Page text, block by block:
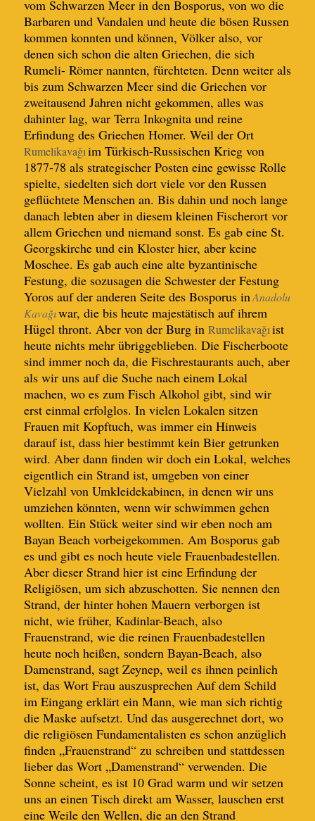
vom Schwarzen Meer in den Bosporus, von wo die
Barbaren und Vandalen und heute die bösen Russen
kommen konntenund können, Völker also, vor
denen sich schon die alten Griechen, die sich
Rumeli- Römer nannten, fürchteten. Denn weiter als
bis zum Schwarzen Meer sind die Griechen vor
zweitausend Jahrennicht gekommen, alles was
dahinter lag, war Terra Inkognita und reine
Erfindung des Griechen Homer. Weil der Ort
Rumelikavağıim Türkisch-Russischen Krieg von
1877-78 als strategischer Posten eine gewisse Rolle
spielte, siedelten sich dort viele vor den Russen
geflüchtete Menschen an. Bis dahin und noch lange
danach lebten aber in diesem kleinen Fischerort vor
allem Griechen und niemand sonst. Es gab eine St.
Georgskirche und ein Klosterhier, aber keine
Moschee. Es gab auch eine alte byzantinische
Festung, die sozusagen die Schwester der Festung
Yoros auf der anderen Seite des BosporusinAnadolu
Kavağıwar, die bis heute majestätisch auf ihrem
Hügel thront. Aber von der Burg in Rumelikavağıist
heute nichts mehr übriggeblieben. Die Fischerboote
sind immer noch da, die Fischrestaurants auch, aber
als wir uns auf die Suche nach einem Lokal
machen, wo es zum Fisch Alkohol gibt, sind wir
erst einmal erfolglos. In vielen Lokalen sitzen
Frauen mit Kopftuch, was immer ein Hinweis
darauf ist, dass hier bestimmt kein Bier getrunken
wird. Aber dann finden wir doch ein Lokal, welches
eigentlich ein Strand ist, umgeben von einer
Vielzahl von Umkleidekabinen, in denen wir uns
umziehen könnten, wenn wir schwimmen gehen
wollten. Ein Stück weiter sind wir eben noch am
Bayan Beach vorbeigekommen. Am Bosporus gab
es und gibt es noch heute viele Frauenbadestellen.
Aber dieser Strand hier ist eine Erfindung der
Religiösen, um sich abzuschotten. Sie nennen den
Strand, der hinter hohen Mauern verborgen ist
nicht, wie früher, Kadinlar-Beach, also
Frauenstrand, wie die reinen Frauenbadestellen
heute noch heißen, sondern Bayan-Beach, also
Damenstrand, sagt Zeynep, weil es ihnen peinlich
ist, das Wort Frau auszusprechenAuf dem Schild
im Eingang erklärt ein Mann, wie man sich richtig
die Maske aufsetzt. Und das ausgerechnet dort, wo
die religiösen Fundamentalisten es schon anzüglich
finden „Frauenstrand“ zu schreiben und stattdessen
lieber das Wort „Damenstrand“ verwenden. Die
Sonne scheint, es ist 10 Grad warm und wir setzen
uns an einen Tisch direkt am Wasser, lauschen erst
eine Weile den Wellen, diean den Strand